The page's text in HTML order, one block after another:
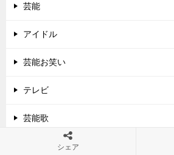
芸能
アイドル
芸能お笑い
テレビ
芸能歌
シェア